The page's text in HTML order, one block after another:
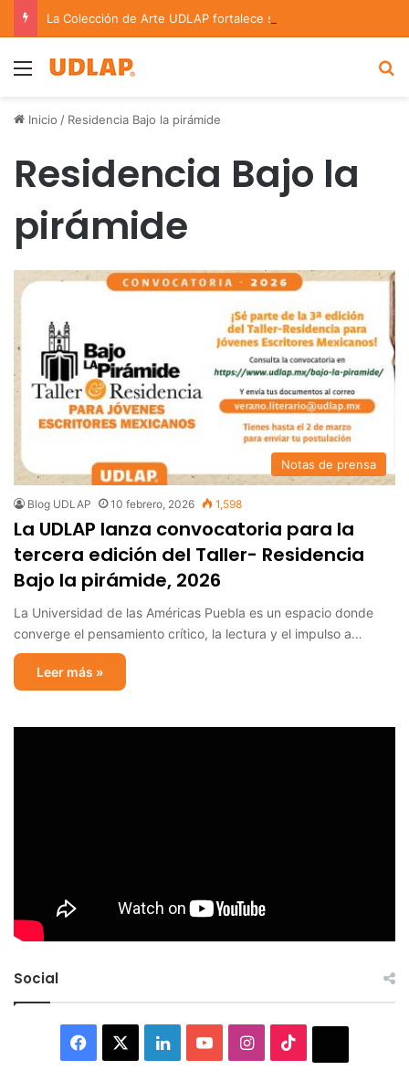
Menu
Inicio / Residencia Bajo la pirámide
Residencia Bajo la
pirámide
Notas de prensa
Blog UDLAP 10 febrero, 2026 1,598
La UDLAP lanza convocatoria para la
tercera edición del Taller- Residencia
Bajo la pirámide, 2026
La Universidad de las Américas Puebla es un espacio donde
converge el pensamiento crítico, la lectura y el impulso a…
Leer más »
Social
Facebook LinkedInYouTubeInstagram